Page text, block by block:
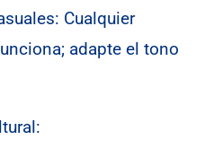
Cualquier
adapte el tono